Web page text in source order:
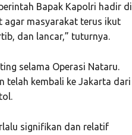
Bapak Kapolri hadir di
agar masyarakat terus ikut
dan lancar,” tuturnya.
selama Operasi Nataru.
telah kembali ke Jakarta dari
signifikan dan relatif